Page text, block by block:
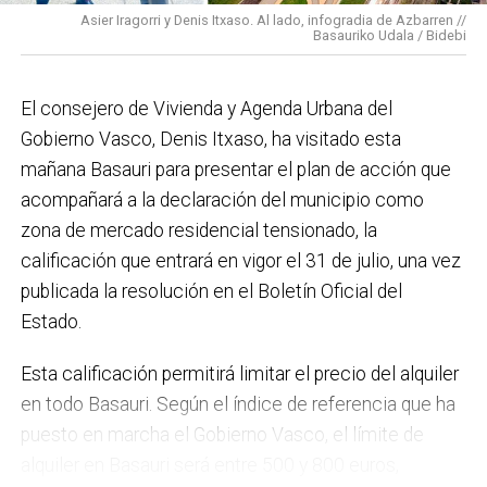
elaboración del Plan General de Actuación Energética,
el Plan de Acción contra el Ruido y la instalación de
régimen de autoconsumo, que hacen de Basauri un
municipio más sostenible y preparado para el futuro.
En ese sentido, estamos trabajando en acciones de
clima y energía, entre las que destacan el diseño de
una red de refugios climáticos, junto con un Plan de
Actuación ante Episodios de Altas Temperaturas,
como las que recientemente hemos sufrido.
proyecto de lanueva haurreskola que se construirá en
Sarratu, junto a Arizko Ikastola, y que es una apuesta
por la educación pública y un elemento más de apoyo
Asier Iragorri y Denis Itxaso. Al lado, infogradia de Azbarren //
Basauriko Udala / Bidebi
El consejero de Vivienda y Agenda Urbana del
Gobierno Vasco, Denis Itxaso, ha visitado esta
mañana Basauri para presentar el plan de acción que
acompañará a la declaración del municipio como
zona de mercado residencial tensionado, la
calificación que entrará en vigor el 31 de julio, una vez
publicada la resolución en el Boletín Oficial del
Estado.
Esta calificación permitirá limitar el precio del alquiler
en todo Basauri. Según el índice de referencia que ha
puesto en marcha el Gobierno Vasco, el límite de